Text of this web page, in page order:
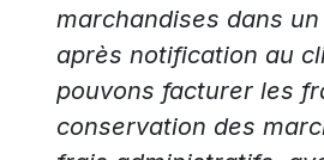
marchandises dans
après notification au
pouvons facturer les
conservation des